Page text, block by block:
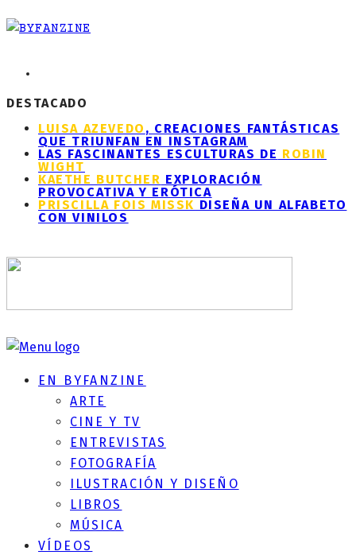
DESTACADO
LUISA AZEVEDO , CREACIONES FANTÁSTICAS
QUE TRIUNFAN EN INSTAGRAM
LAS FASCINANTES ESCULTURAS DE ROBIN
WIGHT
KAETHE BUTCHER EXPLORACIÓN
PROVOCATIVA Y ERÓTICA
PRISCILLA FOIS MISSK DISEÑA UN ALFABETO
CON VINILOS
EN BYFANZINE
ARTE
CINE Y TV
ENTREVISTAS
FOTOGRAFÍA
ILUSTRACIÓN Y DISEÑO
LIBROS
MÚSICA
VÍDEOS